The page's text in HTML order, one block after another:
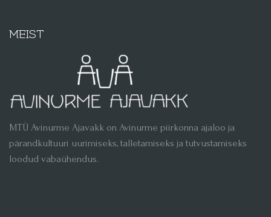
MEIST
MTÜ Avinurme Ajavakk on Avinurme piirkonna ajaloo ja
pärandkultuuri uurimiseks, talletamiseks ja tutvustamiseks
loodud vabaühendus.